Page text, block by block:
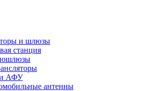
и шлюзы
станция
АФУ
антенны